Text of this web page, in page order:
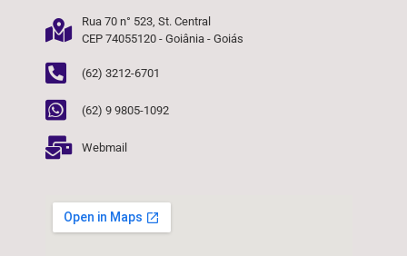
Rua 70 n° 523, St. Central
CEP 74055120 - Goiânia - Goiás
(62) 3212-6701
(62) 9 9805-1092
Webmail